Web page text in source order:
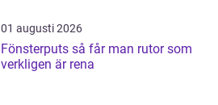
01 augusti 2026
Fönsterputs så får man rutor som
verkligen är rena